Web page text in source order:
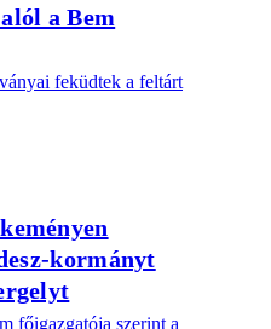
a Bem
feküdtek a feltárt
kormányt
főigazgatója szerint a